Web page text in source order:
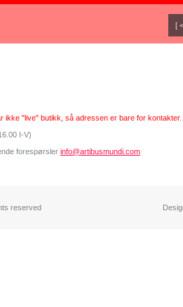
[
ikke "live" butikk, så adressen er bare for kontakter.
I-V)
forespørsler info@artibusmundi.com
reserved